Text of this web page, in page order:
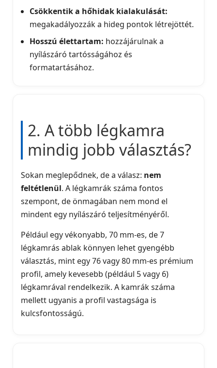
Csökkentik a hőhidak kialakulását:
megakadályozzák a hideg pontok létrejöttét.
Hosszú élettartam: hozzájárulnak a
nyílászáró tartósságához és
formatartásához.
2. A több légkamra
mindig jobb választás?
Sokan meglepődnek, de a válasz: nem
feltétlenül. A légkamrák száma fontos
szempont, de önmagában nem mond el
mindent egy nyílászáró teljesítményéről.
Például egy vékonyabb, 70 mm-es, de 7
légkamrás ablak könnyen lehet gyengébb
választás, mint egy 76 vagy 80 mm-es prémium
profil, amely kevesebb (például 5 vagy 6)
légkamrával rendelkezik. A kamrák száma
mellett ugyanis a profil vastagsága is
kulcsfontosságú.